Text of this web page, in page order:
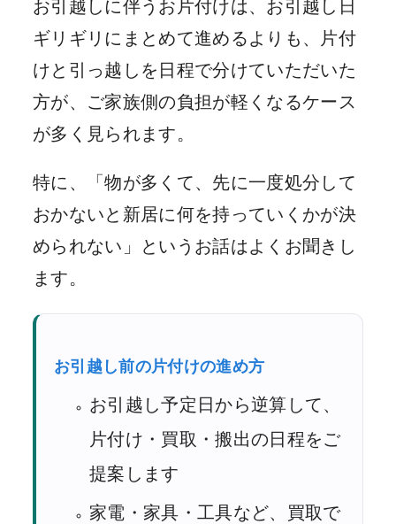
お引越しに伴うお片付けは、お引越し日
ギリギリにまとめて進めるよりも、片付
けと引っ越しを日程で分けていただいた
方が、ご家族側の負担が軽くなるケース
が多く見られます。
特に、「物が多くて、先に一度処分して
おかないと新居に何を持っていくかが決
められない」というお話はよくお聞きし
ます。
お引越し前の片付けの進め方
お引越し予定日から逆算して、
片付け・買取・搬出の日程をご
提案します
家電・家具・工具など、買取で